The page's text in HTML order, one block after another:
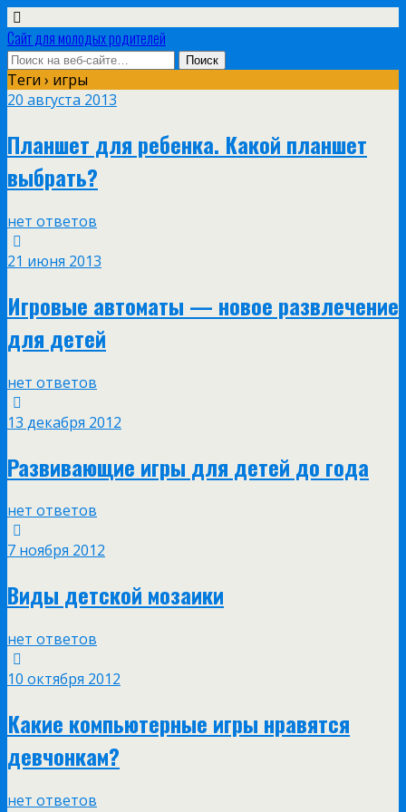
Сайт для молодых родителей
Теги › игры
20 августа 2013
Планшет для ребенка. Какой планшет
выбрать?
нет ответов
21 июня 2013
Игровые автоматы — новое развлечение
для детей
нет ответов
13 декабря 2012
Развивающие игры для детей до года
нет ответов
7 ноября 2012
Виды детской мозаики
нет ответов
10 октября 2012
Какие компьютерные игры нравятся
девчонкам?
нет ответов